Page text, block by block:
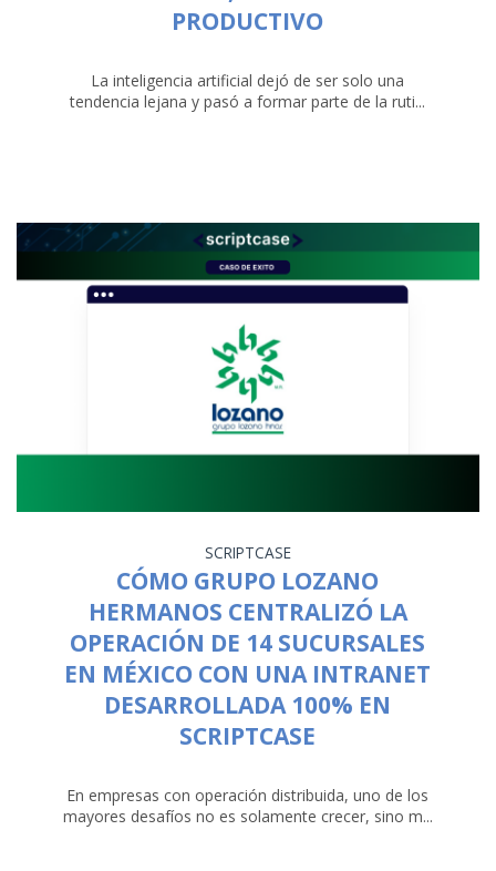
PRODUCTIVO
La inteligencia artificial dejó de ser solo una
tendencia lejana y pasó a formar parte de la ruti...
SCRIPTCASE
CÓMO GRUPO LOZANO
HERMANOS CENTRALIZÓ LA
OPERACIÓN DE 14 SUCURSALES
EN MÉXICO CON UNA INTRANET
DESARROLLADA 100% EN
SCRIPTCASE
En empresas con operación distribuida, uno de los
mayores desafíos no es solamente crecer, sino m...